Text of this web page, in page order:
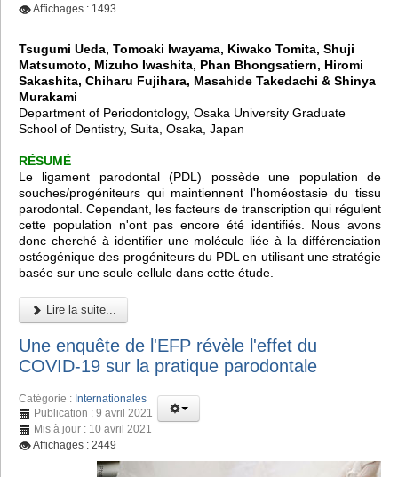
Affichages : 1493
Tsugumi Ueda, Tomoaki Iwayama, Kiwako Tomita, Shuji
Matsumoto, Mizuho Iwashita, Phan Bhongsatiern, Hiromi
Sakashita, Chiharu Fujihara, Masahide Takedachi & Shinya
Murakami
Department of Periodontology, Osaka University Graduate
School of Dentistry, Suita, Osaka, Japan
RÉSUMÉ
Le ligament parodontal (PDL) possède une population de
souches/progéniteurs qui maintiennent l'homéostasie du tissu
parodontal. Cependant, les facteurs de transcription qui régulent
cette population n'ont pas encore été identifiés. Nous avons
donc cherché à identifier une molécule liée à la différenciation
ostéogénique des progéniteurs du PDL en utilisant une stratégie
basée sur une seule cellule dans cette étude.
Lire la suite...
Une enquête de l'EFP révèle l'effet du
COVID-19 sur la pratique parodontale
Catégorie : Internationales
Publication : 9 avril 2021
Mis à jour : 10 avril 2021
Affichages : 2449